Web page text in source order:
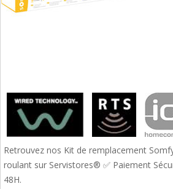
Retrouvez nos Kit de remplacement
roulant sur Servistores® ✅ Paiement
48H.